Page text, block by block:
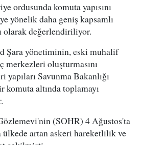
ordusunda komuta yapısını
yönelik daha geniş kapsamlı
olarak değerlendiriliyor.
Şara yönetiminin, eski muhalif
merkezleri oluşturmasını
yapıları Savunma Bakanlığı
komuta altında toplamayı
(SOHR) 4 Ağustos'ta
ülkede artan askeri hareketlilik ve